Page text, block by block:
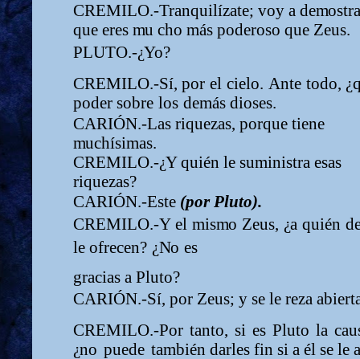
CREMILO.-Tranquilízate; voy a dem
que eres mu chomás poderoso que Zeus.
PLUTO.-¿Yo?
CREMILO.-Sí, por el cielo. Ante todo, ¿
poder sobre los demás dioses.
CARIÓN.-Las riquezas, porque tiene
muchísimas.
CREMILO.-¿Y quién le suministra esas
riquezas?
CARIÓN.-Este (por Pluto).
CREMILO.-Y el mismo Zeus, ¿a quién
le ofrecen? ¿No es
gracias a Pluto?
CARIÓN.-Sí, por Zeus; y se le reza
CREMILO.-Por tanto, si es Pluto la
¿no puede también darles fin si a él se le